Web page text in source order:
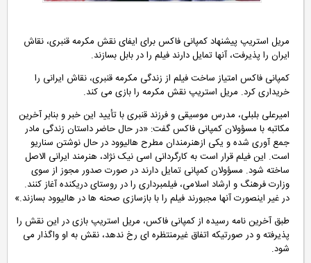
مریل استریپ پیشنهاد کمپانی فاکس برای ایفای نقش مکرمه قنبری، نقاش
ایران را پذیرفت، آنها تمایل دارند فیلم را در بابل بسازند.
کمپانی فاکس امتیاز ساخت فیلم از زندگی مکرمه قنبری، نقاش ایرانی را
خریداری کرد. مریل استریپ نقش مکرمه را بازی می کند.
امیرعلی بلبلی، مدرس موسیقی و فرزند قنبری با تأیید این خبر و بنابر آخرین
مکاتبه با مسؤولان کمپانی فاکس گفت: «در حال حاضر داستان زندگی مادر
جمع آوری شده و یکی ازهنرمندان مطرح هالیوود در حال نوشتن سناریو
است. این فیلم قرار است به کارگردانی اسی نیک نژاد، هنرمند ایرانی الاصل
ساخته شود. مسؤولان کمپانی تمایل دارند در صورت صدور مجوز از سوی
وزارت فرهنگ و ارشاد اسلامی، فیلمبرداری را در روستای دریکنده آغاز کنند.
در غیر اینصورت آنها مجبورند فیلم را با بازسازی صحنه ها در هالیوود بسازند.»
طبق آخرین نامه رسیده از کمپانی فاکس، مریل استریپ بازی در این نقش را
پذیرفته و در صورتیکه اتفاق غیرمنتظره ای رخ ندهد، نقش به او واگذار می
شود.